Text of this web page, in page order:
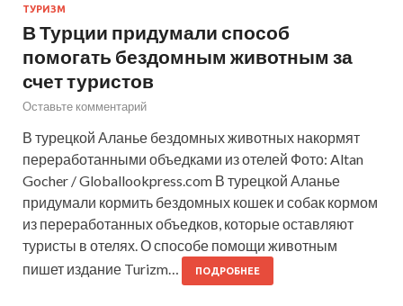
ТУРИЗМ
В Турции придумали способ
помогать бездомным животным за
счет туристов
Оставьте комментарий
В турецкой Аланье бездомных животных накормят
переработанными объедками из отелей Фото: Altan
Gocher / Globallookpress.com В турецкой Аланье
придумали кормить бездомных кошек и собак кормом
из переработанных объедков, которые оставляют
туристы в отелях. О способе помощи животным
пишет издание Turizm…
ПОДРОБНЕЕ